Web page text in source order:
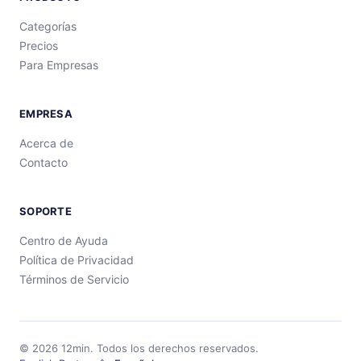
Categorías
Precios
Para Empresas
EMPRESA
Acerca de
Contacto
SOPORTE
Centro de Ayuda
Política de Privacidad
Términos de Servicio
© 2026 12min. Todos los derechos reservados.